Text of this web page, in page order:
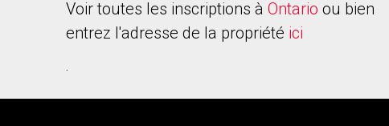
Voir toutes les inscriptions à Ontario ou bien
entrez l'adresse de la propriété ici
.